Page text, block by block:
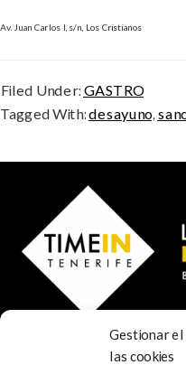
Gestionar el
las cookies
Av. Juan Carlos I, s/n, Los Cristianos
Filed Under: GASTRO
Tagged With:desayuno,
© 2023 TIME IN